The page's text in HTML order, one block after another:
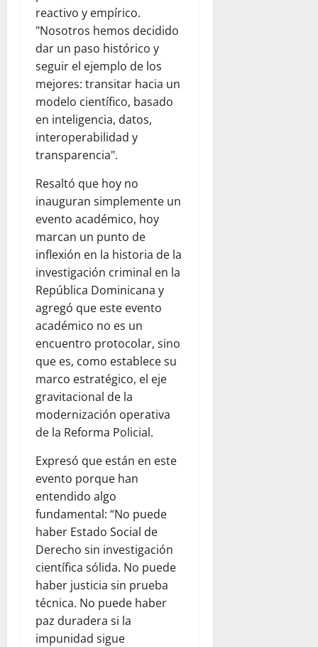
reactivo y empírico.
"Nosotros hemos decidido
dar un paso histórico y
seguir el ejemplo de los
mejores: transitar hacia un
modelo científico, basado
en inteligencia, datos,
interoperabilidad y
transparencia".
Resaltó que hoy no
inauguran simplemente un
evento académico, hoy
marcan un punto de
inflexión en la historia de la
investigación criminal en la
República Dominicana y
agregó que este evento
académico no es un
encuentro protocolar, sino
que es, como establece su
marco estratégico, el eje
gravitacional de la
modernización operativa
de la Reforma Policial.
Expresó que están en este
evento porque han
entendido algo
fundamental: “No puede
haber Estado Social de
Derecho sin investigación
científica sólida. No puede
haber justicia sin prueba
técnica. No puede haber
paz duradera si la
impunidad sigue